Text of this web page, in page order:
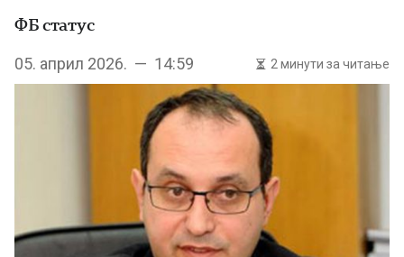
ФБ статус
05. април 2026. — 14:59 2 минути за читање